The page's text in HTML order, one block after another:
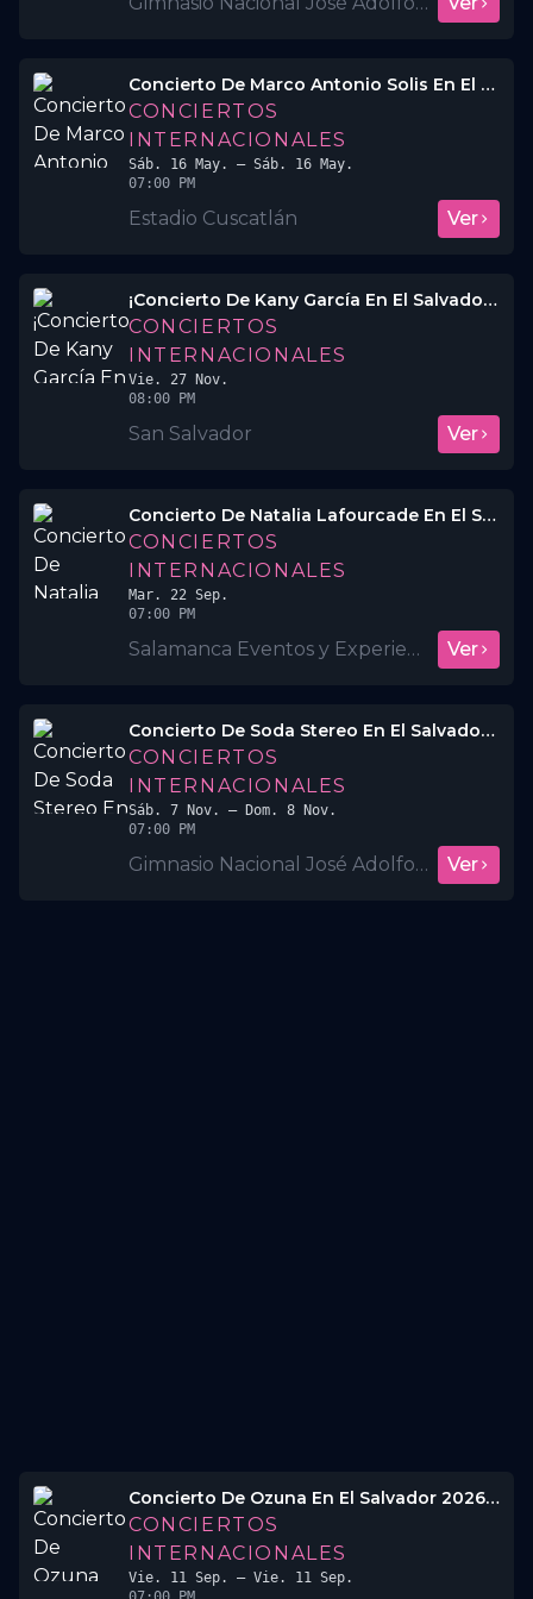
Concierto De Marco Antonio Solis En El Salvador 2026
CONCIERTOS
INTERNACIONALES
Sáb. 16 May.
– Sáb. 16 May.
07:00 PM
Estadio Cuscatlán Ver
¡Concierto De Kany García En El Salvador!🌸🇸🇻
CONCIERTOS
INTERNACIONALES
Vie. 27 Nov.
08:00 PM
San Salvador Ver
Concierto De Natalia Lafourcade En El Salvador 2026🇸🇻🎙️
CONCIERTOS
INTERNACIONALES
Mar. 22 Sep.
07:00 PM
Salamanca Eventos y Experiencias Ver
Concierto De Soda Stereo En El Salvador 2026 🤯❤️‍🔥
CONCIERTOS
INTERNACIONALES
Sáb. 7 Nov.
– Dom. 8 Nov.
07:00 PM
Gimnasio Nacional José Adolfo Pineda Ver
Concierto De Ozuna En El Salvador 2026 🧸🇸🇻
CONCIERTOS
INTERNACIONALES
Vie. 11 Sep.
– Vie. 11 Sep.